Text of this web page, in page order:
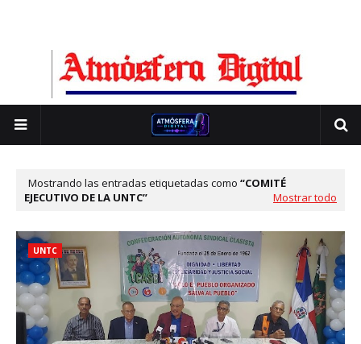
Mostrando las entradas etiquetadas como
COMITÉ
EJECUTIVO DE LA UNTC
Mostrar todo
UNTC